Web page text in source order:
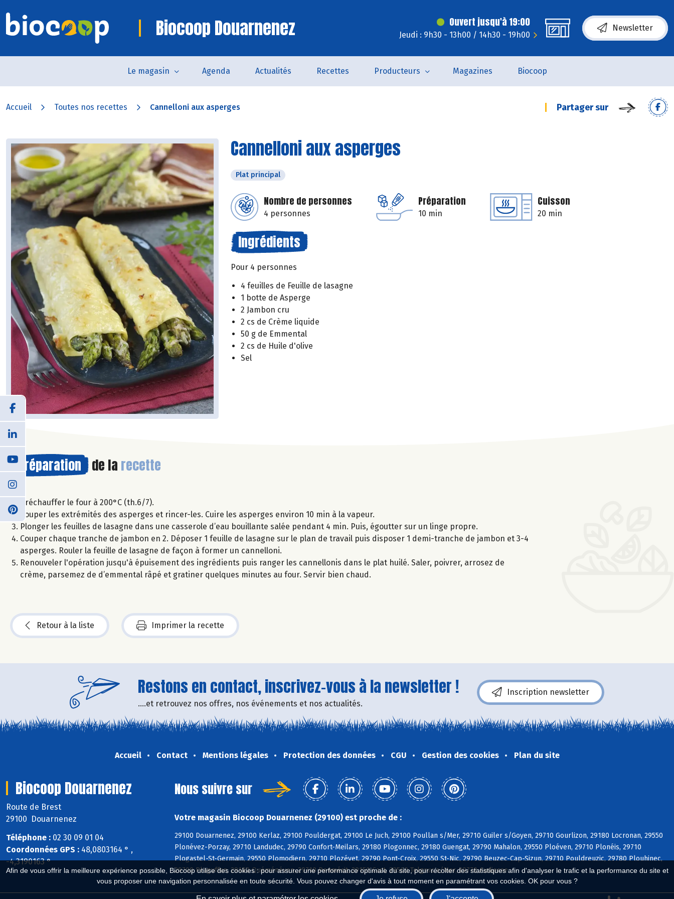
Afin de vous offrir la meilleure expérience possible, Biocoop utilise des cookies : pour assurer une performance optimale du site, pour récolter des statistiques afin d'analyser le trafic et la performance du site et
vous proposer une navigation personnalisée en toute sécurité. Vous pouvez changer d'avis à tout moment en paramétrant vos cookies. OK pour vous ?
Biocoop Douarnenez Ouvert jusqu'à 19:00
Jeudi : 9h30 - 13h00 / 14h30 - 19h00
Newsletter
Le magasin Agenda Actualités Recettes Producteurs Magazines Biocoop
Accueil Toutes nos recettes Cannelloni aux asperges Partager sur
Cannelloni aux asperges
Plat principal
Nombre de personnes
4 personnes
Préparation
10 min
Cuisson
20 min
Ingrédients
Pour 4 personnes
4 feuilles de Feuille de lasagne
1 botte de Asperge
2 Jambon cru
2 cs de Crème liquide
50 g de Emmental
2 cs de Huile d'olive
Sel
Préparation de la recette
Préchauffer le four à 200°C (th.6/7).
Couper les extrémités des asperges et rincer-les. Cuire les asperges environ 10 min à la vapeur.
Plonger les feuilles de lasagne dans une casserole d’eau bouillante salée pendant 4 min. Puis, égoutter sur un linge propre.
Couper chaque tranche de jambon en 2. Déposer 1 feuille de lasagne sur le plan de travail puis disposer 1 demi-tranche de jambon et 3-4
asperges. Rouler la feuille de lasagne de façon à former un cannelloni.
Renouveler l'opération jusqu'à épuisement des ingrédients puis ranger les cannellonis dans le plat huilé. Saler, poivrer, arrosez de
crème, parsemez de d’emmental râpé et gratiner quelques minutes au four. Servir bien chaud.
Retour à la liste Imprimer la recette
Restons en contact, inscrivez-vous à la newsletter !
....et retrouvez nos offres, nos événements et nos actualités.
Inscription newsletter
Accueil Contact Mentions légales Protection des données CGU Gestion des cookies Plan du site
Biocoop Douarnenez
Route de Brest
29100 Douarnenez
Téléphone : 02 30 09 01 04
Coordonnées GPS : 48,0803164 ° ,
-4,3190163 °
Nous suivre sur
Votre magasin Biocoop Douarnenez (29100) est proche de :
29100 Douarnenez, 29100 Kerlaz, 29100 Pouldergat, 29100 Le Juch, 29100 Poullan s/Mer, 29710 Guiler s/Goyen, 29710 Gourlizon, 29180 Locronan, 29550
Plonévez-Porzay, 29710 Landudec, 29790 Confort-Meilars, 29180 Plogonnec, 29180 Guengat, 29790 Mahalon, 29550 Ploéven, 29710 Plonéis, 29710
Plogastel-St-Germain, 29550 Plomodiern, 29710 Plozévet, 29790 Pont-Croix, 29550 St-Nic, 29790 Beuzec-Cap-Sizun, 29710 Pouldreuzic, 29780 Plouhinec,
29700 Pluguffan, 29180 Quéménéven, 29710 Peumérit, 29150 Cast, 29560 Telgruc s/Mer, 29770 Audierne